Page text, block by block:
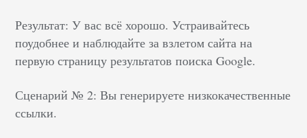
Результат: У вас всё хорошо. Устраивайтесь
поудобнее и наблюдайте за взлетом сайта на
первую страницу результатов поиска Google.
Сценарий № 2: Вы генерируете низкокачественные
ссылки.